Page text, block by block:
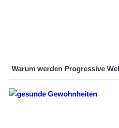
Warum werden Progressive